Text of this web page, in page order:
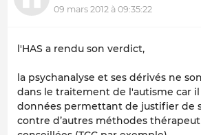
09 mars 2012 à 09:35:22
l'HAS a rendu son verdict,
la psychanalyse et ses dérivés ne
dans le traitement de l'autisme car
données permettant de justifier de
contre d’autres méthodes